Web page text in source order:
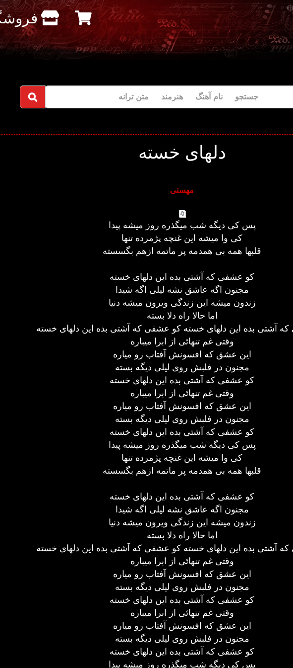
فروشگاه
جستجو نام آهنگ هنرمند متن ترانه
دلهای خسته
مهستی
پس کی دیگه شب میگذره روز میشه پیدا
کی وا میشه این غنچه پژمرده تنها
قلبها همه بی همدمه پر ماتمه ازهم بگسسته
کو عشفی که آشتی بده این دلهای خسته
مجنون اگه عاشق نشه لیلی اگه شیدا
زندون میشه این زندگی ویرون میشه دنیا
اما حالا راه دلا بسته
آشتی بده این دلهای خسته کو عشفی که آشتی بده این دلهای خسته
وقتی غم تنهائی از ابرا میباره
این عشق که افسونش آفتاب رو میاره
مجنون در فلبش روی لیلی دیگه بسته
کو عشفی که آشتی بده این دلهای خسته
وقتی غم تنهائی از ابرا میباره
این عشق که افسونش آفتاب رو میاره
مجنون در فلبش روی لیلی دیگه بسته
کو عشفی که آشتی بده این دلهای خسته
پس کی دیگه شب میگذره روز میشه پیدا
کی وا میشه این غنچه پژمرده تنها
قلبها همه بی همدمه پر ماتمه ازهم بگسسته
کو عشفی که آشتی بده این دلهای خسته
مجنون اگه عاشق نشه لیلی اگه شیدا
زندون میشه این زندگی ویرون میشه دنیا
اما حالا راه دلا بسته
آشتی بده این دلهای خسته کو عشفی که آشتی بده این دلهای خسته
وقتی غم تنهائی از ابرا میباره
این عشق که افسونش آفتاب رو میاره
مجنون در فلبش روی لیلی دیگه بسته
کو عشفی که آشتی بده این دلهای خسته
وقتی غم تنهائی از ابرا میباره
این عشق که افسونش آفتاب رو میاره
مجنون در فلبش روی لیلی دیگه بسته
کو عشفی که آشتی بده این دلهای خسته
پس کی دیگه شب میگذره روز میشه پیدا